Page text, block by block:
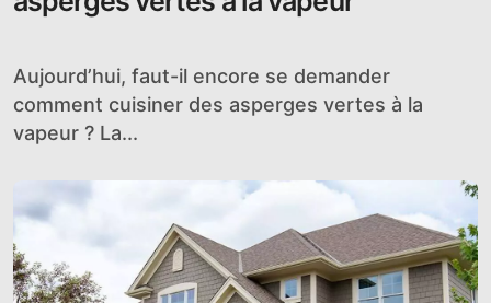
Aujourd’hui, faut-il encore se demander
comment cuisiner des asperges vertes à la
vapeur ? La...